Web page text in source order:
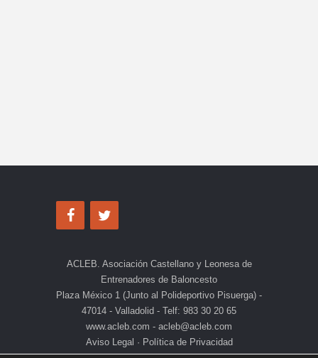
ACLEB. Asociación Castellano y Leonesa de
Entrenadores de Baloncesto
Plaza México 1 (Junto al Polideportivo Pisuerga) -
47014 - Valladolid - Telf: 983 30 20 65
www.acleb.com - acleb@acleb.com
Aviso Legal · Política de Privacidad